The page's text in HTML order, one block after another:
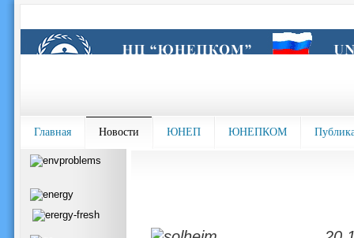
Главная Новости ЮНЕП ЮНЕПКОМ